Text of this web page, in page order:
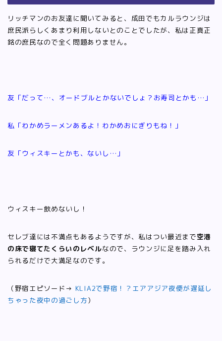
リッチマンのお友達に聞いてみると、成田でもカルラウンジは
庶民派らしくあまり利用しないとのことでしたが、私は正真正
銘の庶民なので全く問題ありません。
友「だって…、オードブルとかないでしょ？お寿司とかも…」
私「わかめラーメンあるよ！わかめおにぎりもね！」
友「ウィスキーとかも、ないし…」
ウィスキー飲めないし！
セレブ達には不満点もあるようですが、私はつい最近まで空港
の床で寝てたくらいのレベルなので、ラウンジに足を踏み入れ
られるだけで大満足なのです。
（野宿エピソード→ KLIA2で野宿！？エアアジア夜便が遅延し
ちゃった夜中の過ごし方）